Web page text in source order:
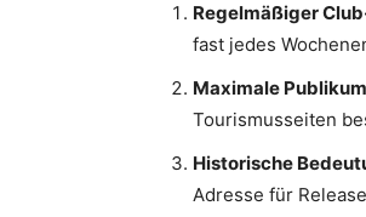
Regelmäßiger
fast jedes
Maximale
Tourismusseiten
Historische
Adresse für